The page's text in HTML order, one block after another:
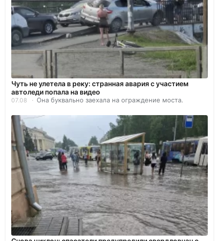
Чуть не улетела в реку: странная авария с участием
автоледи попала на видео
07.08 Она буквально заехала на ограждение моста.